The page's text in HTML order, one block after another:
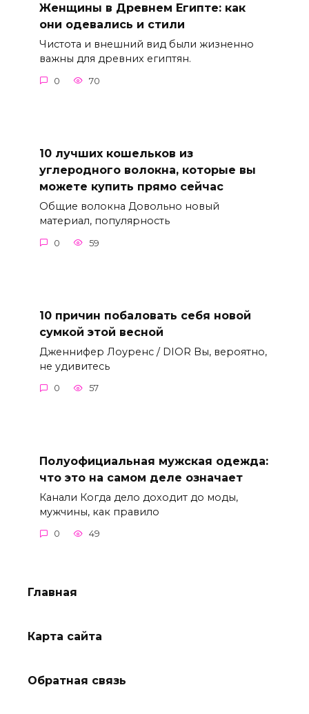
Женщины в Древнем Египте: как
они одевались и стили
Чистота и внешний вид были жизненно
важны для древних египтян.
0 70
10 лучших кошельков из
углеродного волокна, которые вы
можете купить прямо сейчас
Общие волокна Довольно новый
материал, популярность
0 59
10 причин побаловать себя новой
сумкой этой весной
Дженнифер Лоуренс / DIOR Вы, вероятно,
не удивитесь
0 57
Полуофициальная мужская одежда:
что это на самом деле означает
Канали Когда дело доходит до моды,
мужчины, как правило
0 49
Главная
Карта сайта
Обратная связь